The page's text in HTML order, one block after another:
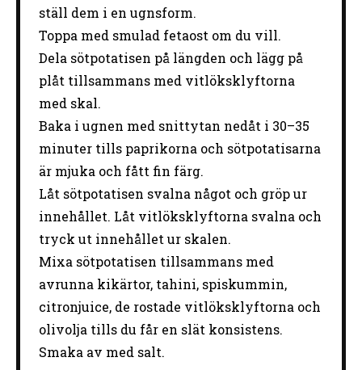
ställ dem i en ugnsform.
Toppa med smulad fetaost om du vill.
Dela sötpotatisen på längden och lägg på
plåt tillsammans med vitlöksklyftorna
med skal.
Baka i ugnen med snittytan nedåt i 30–35
minuter tills paprikorna och sötpotatisarna
är mjuka och fått fin färg.
Låt sötpotatisen svalna något och gröpur
innehållet. Låt vitlöksklyftorna svalna och
tryck ut innehållet ur skalen.
Mixa sötpotatisen tillsammans med
avrunna kikärtor, tahini, spiskummin,
citronjuice, de rostade vitlöksklyftorna och
olivolja tills du får en slät konsistens.
Smaka av med salt.